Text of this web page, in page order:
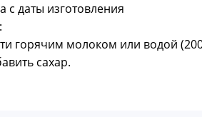
даты изготовления
горячим молоком или водой
сахар.